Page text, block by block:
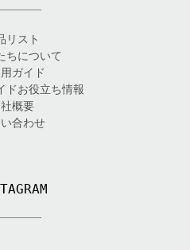
リスト
ちについて
ガイド
ドお役立ち情報
概要
合わせ